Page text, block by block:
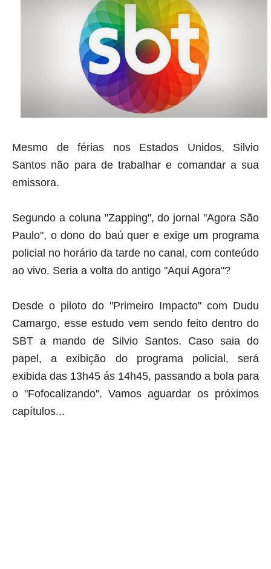
Mesmo de férias nos Estados Unidos, Silvio
Santos não para de trabalhar e comandar a sua
emissora.
Segundo a coluna "Zapping", do jornal "Agora São
Paulo", o dono do baú quer e exige um programa
policial no horário da tarde no canal, com conteúdo
ao vivo. Seria a volta do antigo "Aqui Agora"?
Desde o piloto do "Primeiro Impacto" com Dudu
Camargo, esse estudo vem sendo feito dentro do
SBT a mando de Silvio Santos. Caso saia do
papel, a exibição do programa policial, será
exibida das 13h45 ás 14h45, passando a bola para
o "Fofocalizando". Vamos aguardar os próximos
capítulos...